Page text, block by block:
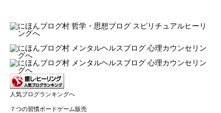
人気ブログランキングへ
７つの習慣ボードゲーム販売